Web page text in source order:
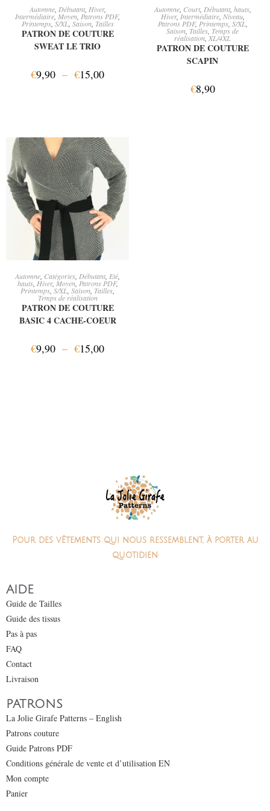
CHOIX DES OPTIONS
Automne, Débutant, Hiver,
Intermédiaire, Moyen Patrons PDF,
Printemps,S/XL, Saison, Tailles
PATRON DE COUTURE
SWEAT LE TRIO
€9,90 – €15,00
AJOUTER AU PANIER
Automne, Court, Débutant, hauts,
Hiver,Intermédiaire, Niveau,
Patrons PDF, Printemps, S/XL,
Saison Tailles Temps de
réalisation ,XL/4XL
PATRON DE COUTURE
SCAPIN
€8,90
CHOIX DES OPTIONS
Automne Catégories Débutant Eté
hauts, Hiver, Moyen, Patrons PDF,
Printemps ,S/XL Saison Tailles
Temps de réalisation
PATRON DE COUTURE
BASIC 4 CACHE-COEUR
€9,90 – €15,00
Pour des vêtements qui nous ressemblent, à porter au
quotidien
AIDE
Guide de Tailles
Guide des tissus
Pas à pas
FAQ
Contact
Livraison
PATRONS
La Jolie Girafe Patterns – English
Patrons couture
Guide Patrons PDF
Conditions générale de vente et d’utilisation EN
Mon compte
Panier